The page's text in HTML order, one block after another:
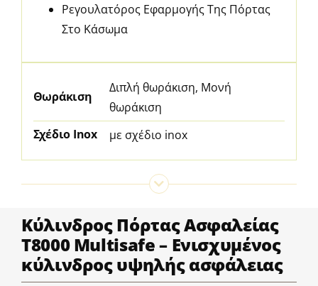
Ρεγουλατόρος Εφαρμογής Της Πόρτας
Στο Κάσωμα
Θωράκιση
Διπλή θωράκιση, Μονή
θωράκιση
Σχέδιο Inox
με σχέδιο inox
Κύλινδρος Πόρτας Ασφαλείας
T8000 Multisafe – Ενισχυμένος
κύλινδρος υψηλής ασφάλειας